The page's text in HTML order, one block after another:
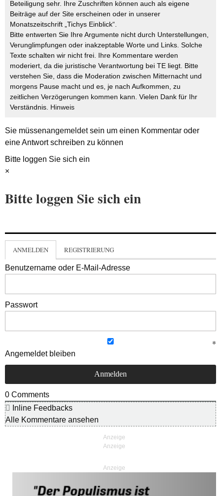
Beteiligung sehr. Ihre Zuschriften können auch als eigene
Beiträge auf der Site erscheinen oder in unserer
Monatszeitschrift „Tichys Einblick“.
Bitte entwerten Sie Ihre Argumente nicht durch Unterstellungen,
Verunglimpfungen oder inakzeptable Worte und Links. Solche
Texte schalten wir nicht frei. Ihre Kommentare werden
moderiert, da die juristische Verantwortung bei TE liegt. Bitte
verstehen Sie, dass die Moderation zwischen Mitternacht und
morgens Pause macht und es, je nach Aufkommen, zu
zeitlichen Verzögerungen kommen kann. Vielen Dank für Ihr
Verständnis. Hinweis
Sie müssenangemeldetsein um einen Kommentar oder
eine Antwort schreiben zu können
Bitte loggen Sie sich ein
×
Bitte loggen Sie sich ein
ANMELDEN REGISTRIERUNG
Benutzername oder E-Mail-Adresse
Passwort
Angemeldet bleiben
0 Comments
Inline Feedbacks
Alle Kommentare ansehen
Anzeige